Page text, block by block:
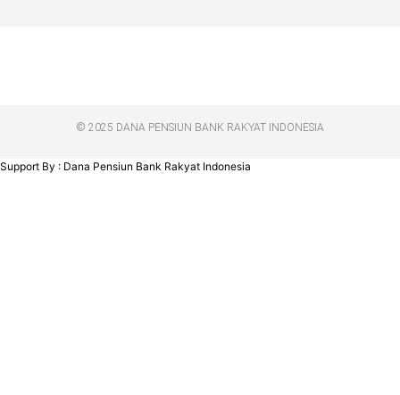
© 2025 DANA PENSIUN BANK RAKYAT INDONESIA
Support By : Dana Pensiun Bank Rakyat Indonesia